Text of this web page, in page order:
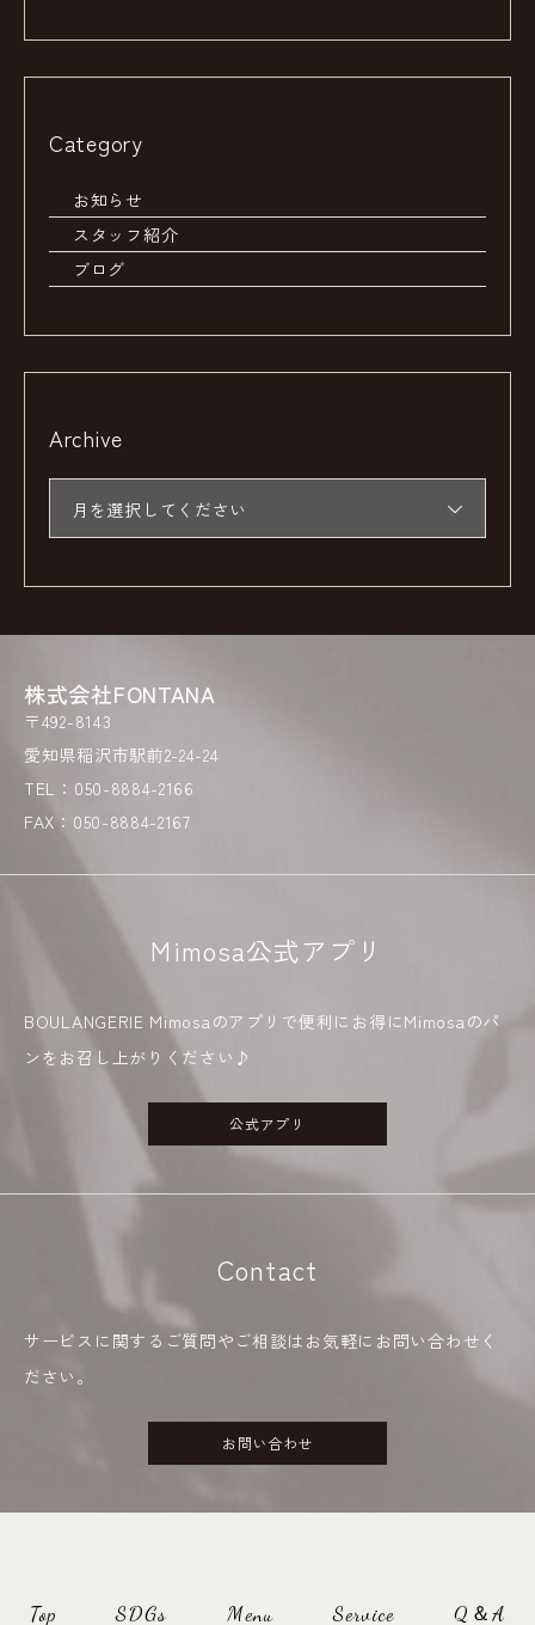
Category
お知らせ
スタッフ紹介
ブログ
Archive
月を選択してください
株式会社FONTANA
〒492-8143
愛知県稲沢市駅前2-24-24
TEL：050-8884-2166
FAX：050-8884-2167
Mimosa公式アプリ
BOULANGERIE Mimosaのアプリで便利にお得にMimosaのパ
ンをお召し上がりください♪
公式アプリ
Contact
サービスに関するご質問やご相談はお気軽にお問い合わせく
ださい。
お問い合わせ
Top SDGs Menu Service Q＆A